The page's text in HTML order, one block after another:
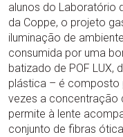
alunos do Laboratório
da Coppe, o projeto
iluminação de
consumida por uma
batizado de POF LUX,
plástica – é composto
vezes a concentração
permite à lente
conjunto de fibras